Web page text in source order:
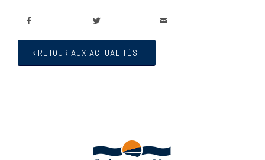
RETOUR AUX ACTUALITÉS